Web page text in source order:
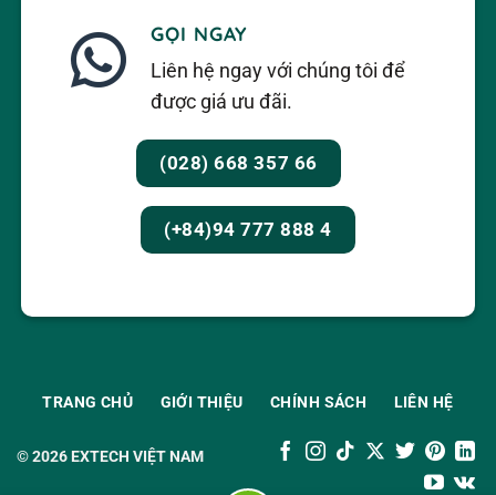
GỌI NGAY
Liên hệ ngay với chúng tôi để
được giá ưu đãi.
(028) 668 357 66
(+84)94 777 888 4
© 2026EXTECH VIỆT NAM
TRANG CHỦ GIỚI THIỆU CHÍNH SÁCH LIÊN HỆ